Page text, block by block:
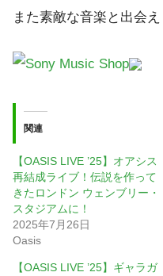
また素敵な音楽と出会
関連
【OASIS LIVE ’25】オアシス
再結成ライブ！伝説を作って
きたロンドン ウェンブリー・
スタジアムに！
2025年7月26日
Oasis
【OASIS LIVE ’25】ギャラガ